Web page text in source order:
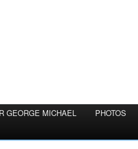
GEORGE MICHAEL PHOTOS